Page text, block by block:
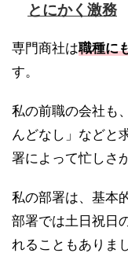
とにかく激務
専門商社は職種に
す。
私の前職の会社も
んどなし」などと
署によって忙しさ
私の部署は、基本
部署では土日祝日
れることもありま